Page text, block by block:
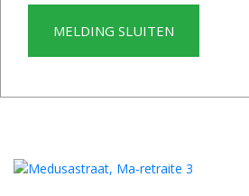
MELDING SLUITEN